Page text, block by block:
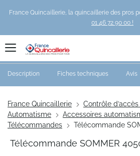
France Quincaillerie, la quincaillerie des pros
01 46 72 90 00 !
France Quincaillerie
Contrôle
Automatisme
Accessoires
Télécommandes
Télécommande
Télécommande SOMMER
Description Fiches techniques Avis